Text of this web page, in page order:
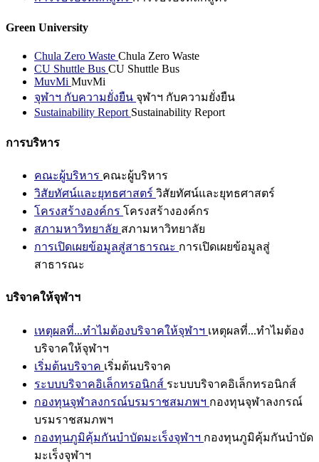
Green University
Chula Zero Waste Chula Zero Waste
CU Shuttle Bus CU Shuttle Bus
MuvMi MuvMi
จุฬาฯ กับความยั่งยืน จุฬาฯ กับความยั่งยืน
Sustainability Report Sustainability Report
การบริหาร
คณะผู้บริหาร คณะผู้บริหาร
วิสัยทัศน์และยุทธศาสตร์ วิสัยทัศน์และยุทธศาสตร์
โครงสร้างองค์กร โครงสร้างองค์กร
สภามหาวิทยาลัย สภามหาวิทยาลัย
การเปิดเผยข้อมูลสู่สาธารณะ การเปิดเผยข้อมูลสู่
สาธารณะ
บริจาคให้จุฬาฯ
เหตุผลที่...ทำไมต้องบริจาคให้จุฬาฯ เหตุผลที่...ทำไมต้อง
บริจาคให้จุฬาฯ
เริ่มต้นบริจาค เริ่มต้นบริจาค
ระบบบริจาคอิเล็กทรอนิกส์ ระบบบริจาคอิเล็กทรอนิกส์
กองทุนจุฬาลงกรณ์บรมราชสมภพฯ กองทุนจุฬาลงกรณ์
บรมราชสมภพฯ
กองทุนภูมิคุ้มกันบำบัดมะเร็งจุฬาฯ กองทุนภูมิคุ้มกันบำบัด
มะเร็งจุฬาฯ